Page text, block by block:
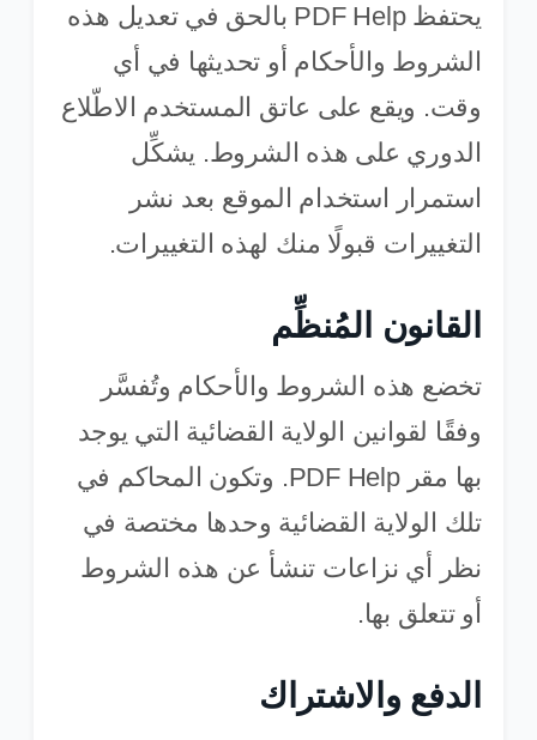
يحتفظ PDF Help بالحق في تعديل هذه
الشروط والأحكام أو تحديثها في أي
وقت. ويقع على عاتق المستخدم الاطّلاع
الدوري على هذه الشروط. يشكِّل
استمرار استخدام الموقع بعد نشر
التغييرات قبولًا منك لهذه التغييرات.
القانون المُنظِّم
تخضع هذه الشروط والأحكام وتُفسَّر
وفقًا لقوانين الولاية القضائية التي يوجد
بها مقر PDF Help. وتكون المحاكم في
تلك الولاية القضائية وحدها مختصة في
نظر أي نزاعات تنشأ عن هذه الشروط
أو تتعلق بها.
الدفع والاشتراك